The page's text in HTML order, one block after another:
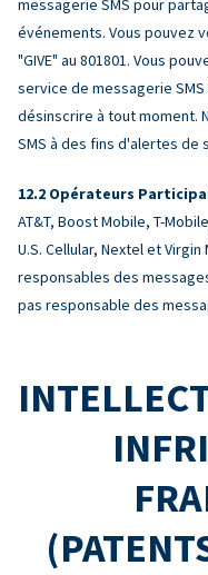
événements. Vous pouvez
"GIVE" au 801801. Vous
service de messagerie
désinscrire à tout moment.
SMS à des fins d'alertes
Opérateurs
AT&T, Boost Mobile, T-
U.S. Cellular, Nextel et
responsables des
pas responsable des